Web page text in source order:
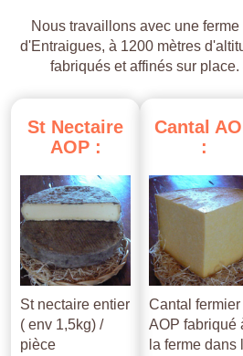
Nous travaillons avec une
d'Entraigues, à 1200 mètres
fabriqués et affinés sur
St Nectaire
AOP :
St nectaire entier
( env 1,5kg) /
pièce
Cantal
:
Cantal fermier
AOP fabriqué
la ferme dans